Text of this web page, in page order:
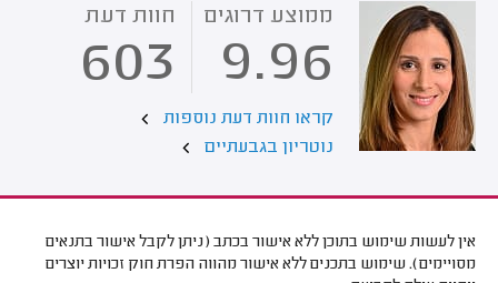
ממוצע דרוגים
9.96
חוות דעת
603
קראו חוות דעת נוספות
נוטריון בגבעתיים
אין לעשות שימוש בתוכן ללא אישור בכתב (ניתן לקבל אישור בתנאים
מסויימים). שימוש בתכנים ללא אישור מהווה הפרת חוק זכויות יוצרים